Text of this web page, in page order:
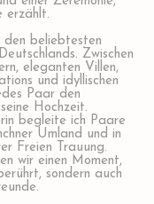
erzählt.
den beliebtesten
Zwischen
eleganten Villen,
und idyllischen
Paar den
Hochzeit.
begleite ich Paare
Umland und in
Freien Trauung.
wir einen Moment,
sondern auch